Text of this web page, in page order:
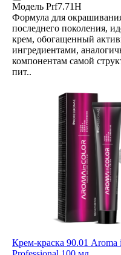
Модель Prf7.71H
Формула для
последнего поколения,
крем, обогащенный
ингредиентами,
компонентам самой
пит..
Крем-краска 90.01 Aroma